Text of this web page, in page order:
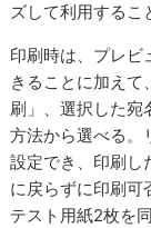
ズして利用するこ
印刷時は、プレビ
きることに加えて
刷」、選択した宛
方法から選べる。
設定でき、印刷し
に戻らずに印刷可
テスト用紙2枚を